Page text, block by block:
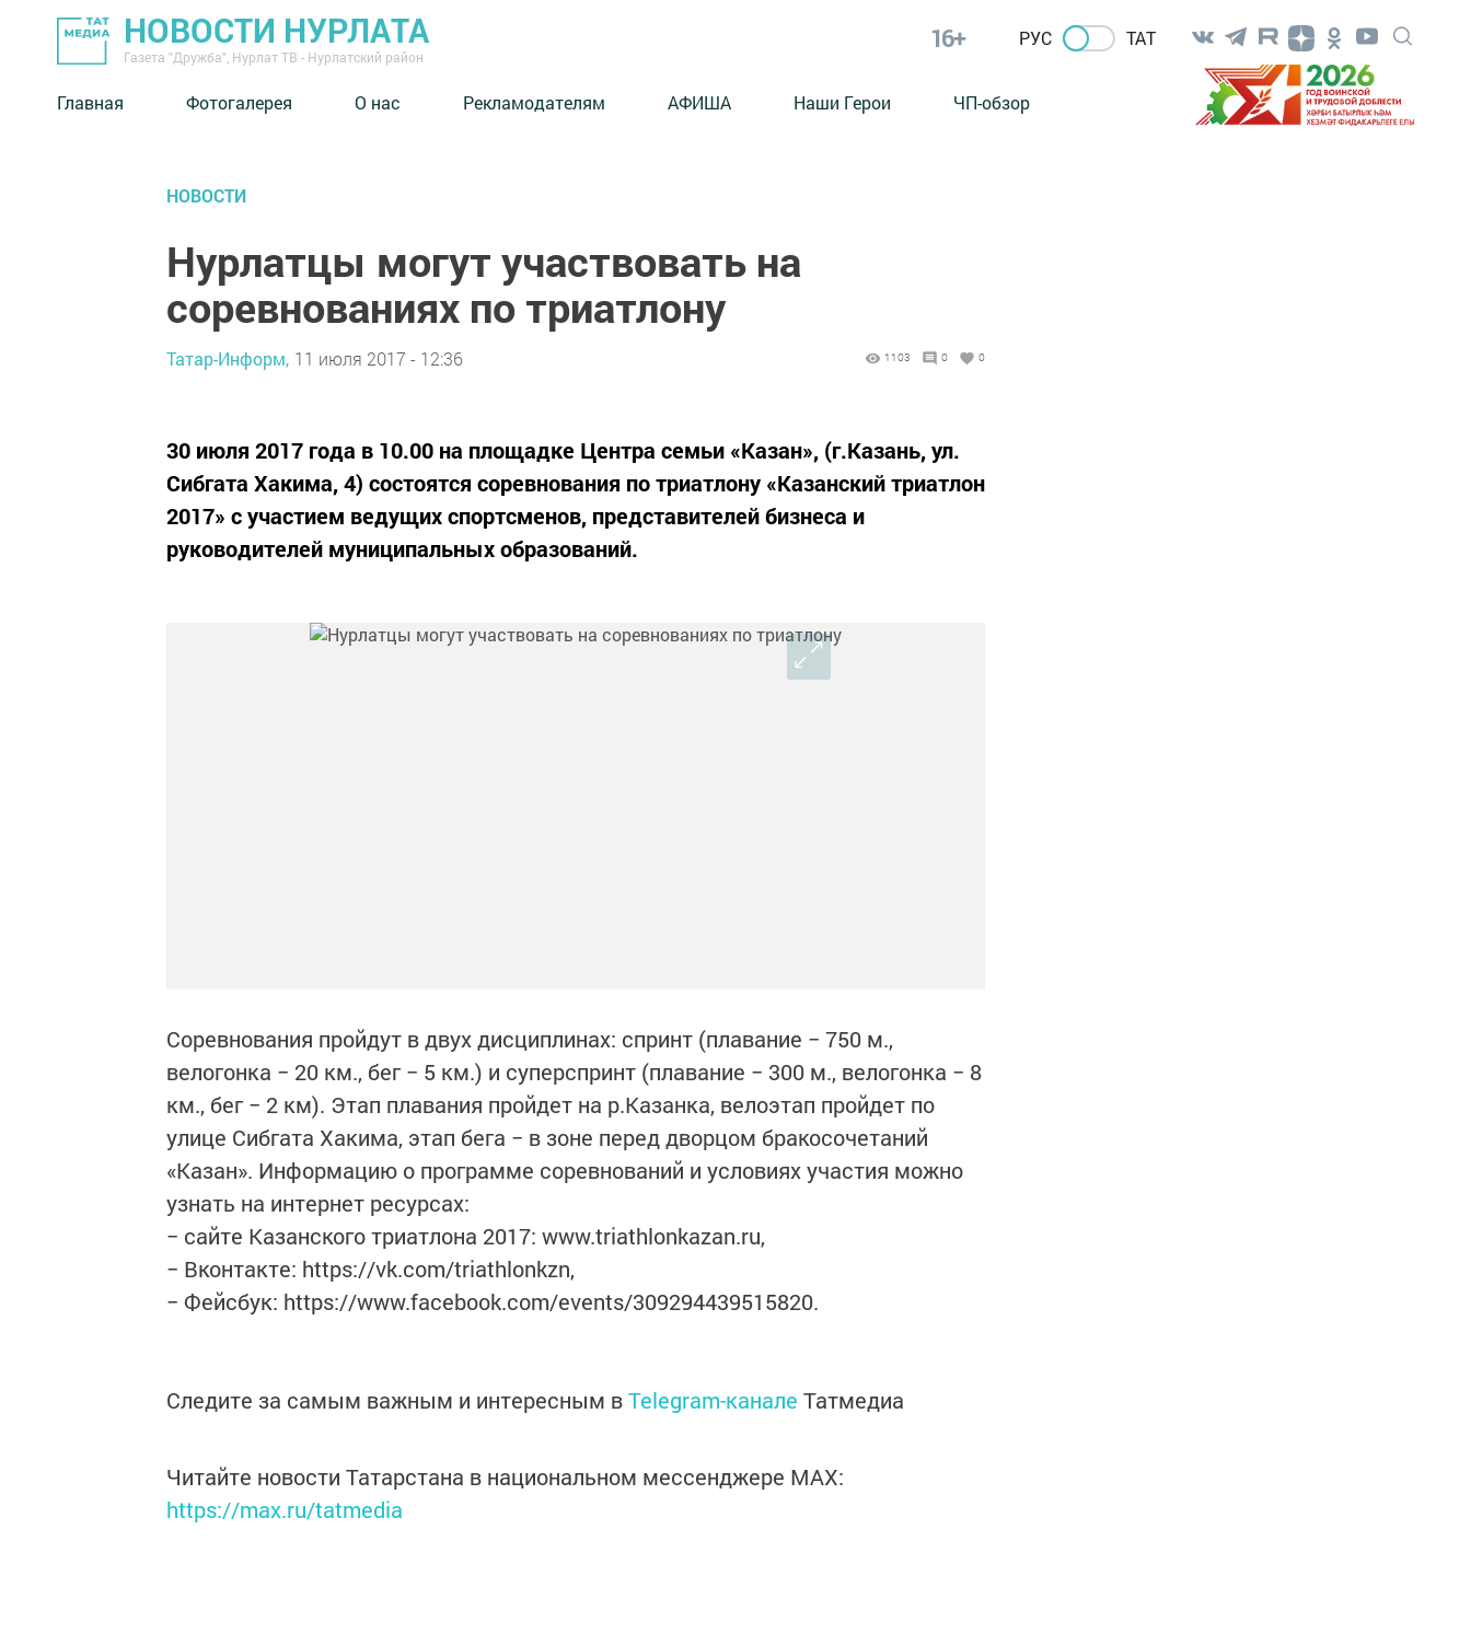
НОВОСТИ НУРЛАТА
Газета "Дружба", Нурлат ТВ - Нурлатский район
16+ РУС ТАТ
Главная Фотогалерея О нас Рекламодателям АФИША Наши Герои ЧП-обзор
НОВОСТИ
Нурлатцы могут участвовать на
соревнованиях по триатлону
Татар-Информ, 11 июля 2017 - 12:36 1103 0 0
30 июля 2017 года в 10.00 на площадке Центра семьи «Казан», (г.Казань, ул.
Сибгата Хакима, 4) состоятся соревнования по триатлону «Казанский триатлон
2017» с участием ведущих спортсменов, представителей бизнеса и
руководителей муниципальных образований.
Соревнования пройдут в двух дисциплинах: спринт (плавание − 750 м.,
велогонка − 20 км., бег − 5 км.) и суперспринт (плавание − 300 м., велогонка − 8
км., бег − 2 км). Этап плавания пройдет на р.Казанка, велоэтап пройдет по
улице Сибгата Хакима, этап бега − в зоне перед дворцом бракосочетаний
«Казан». Информацию о программе соревнований и условиях участия можно
узнать на интернет ресурсах:
− сайте Казанского триатлона 2017: www.triathlonkazan.ru,
− Вконтакте: https://vk.com/triathlonkzn,
− Фейсбук: https://www.facebook.com/events/309294439515820.
Следите за самым важным и интересным вTelegram-канале Татмедиа
Читайте новости Татарстана в национальном мессенджере MАХ:
https://max.ru/tatmedia